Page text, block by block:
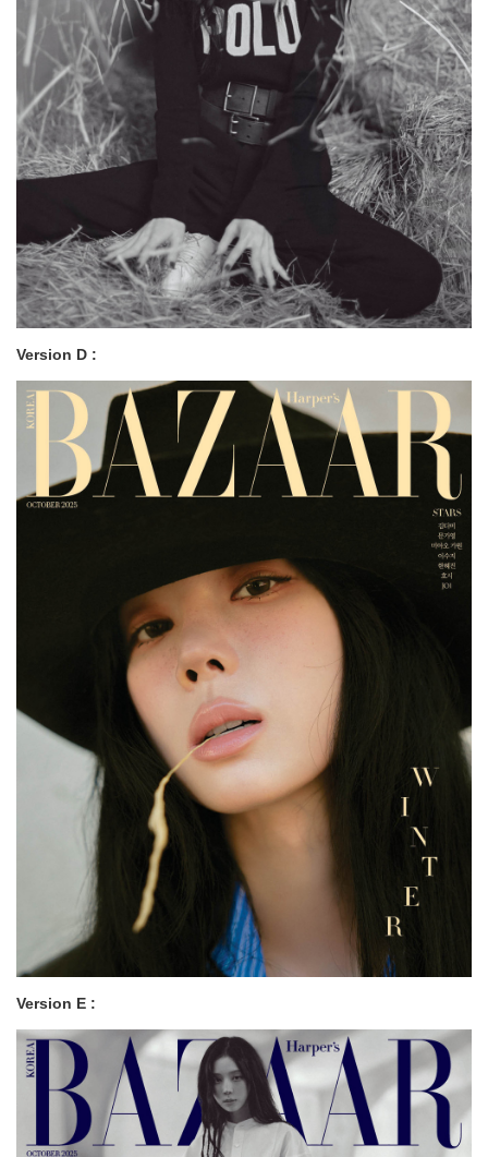
Version D :
Version E :